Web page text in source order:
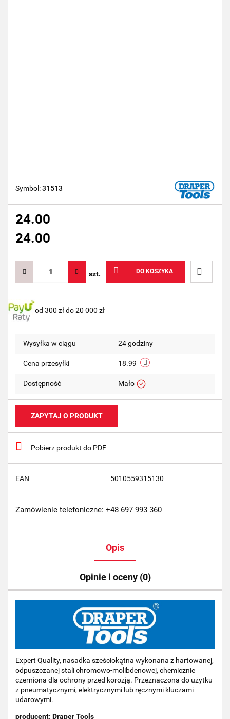
Symbol:31513
24.00
24.00
szt. DO KOSZYKA
Do
od 300 zł do 20 000 zł
Wysyłka w ciągu 24 godziny
Cena przesyłki 18.99
Dostępność Mało
ZAPYTAJ O PRODUKT
Pobierz produkt do PDF
EAN 5010559315130
Zamówienie telefoniczne: +48 697 993 360
Opis
Opinie i oceny (0)
Expert Quality, nasadka sześciokątna wykonana z hartowanej,
odpuszczanej stali chromowo-molibdenowej, chemicznie
czerniona dla ochrony przed korozją. Przeznaczona do użytku
z pneumatycznymi, elektrycznymi lub ręcznymi kluczami
udarowymi.
producent: Draper Tools